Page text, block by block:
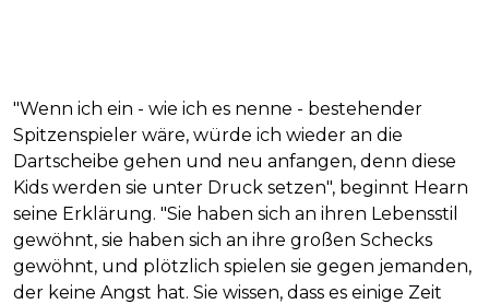
"Wenn ich ein - wie ich es nenne - bestehender
Spitzenspieler wäre, würde ich wieder an die
Dartscheibe gehen und neu anfangen, denn diese
Kids werden sie unter Druck setzen", beginnt Hearn
seine Erklärung. "Sie haben sich an ihren Lebensstil
gewöhnt, sie haben sich an ihre großen Schecks
gewöhnt, und plötzlich spielen sie gegen jemanden,
der keine Angst hat. Sie wissen, dass es einige Zeit